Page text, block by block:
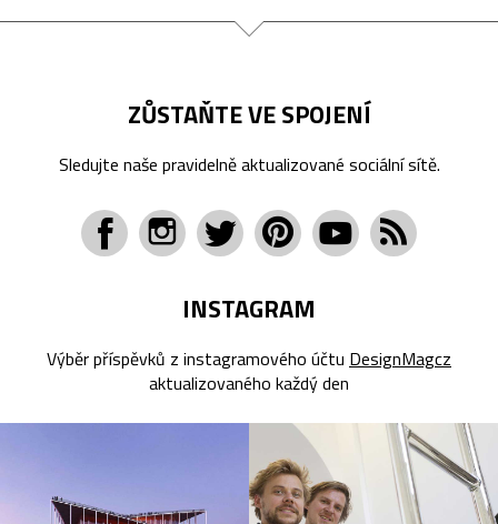
ZŮSTAŇTE VE SPOJENÍ
Sledujte naše pravidelně aktualizované sociální sítě.
INSTAGRAM
Výběr příspěvků z instagramového účtu DesignMagcz
aktualizovaného každý den